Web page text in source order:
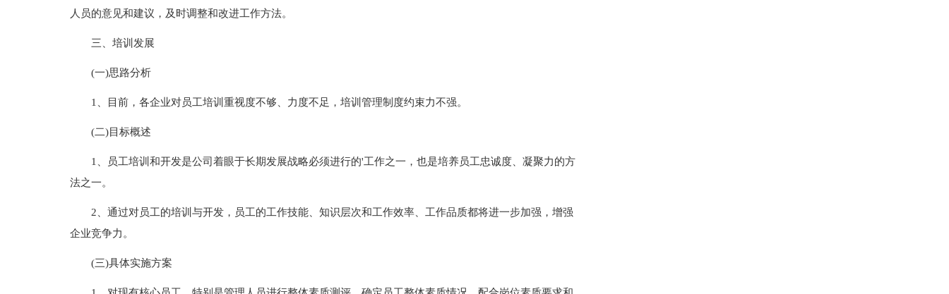
人员的意见和建议，及时调整和改进工作方法。
三、培训发展
(一)思路分析
1、目前，各企业对员工培训重视度不够、力度不足，培训管理制度约束力不强。
(二)目标概述
1、员工培训和开发是公司着眼于长期发展战略必须进行的'工作之一，也是培养员工忠诚度、凝聚力的方
法之一。
2、通过对员工的培训与开发，员工的工作技能、知识层次和工作效率、工作品质都将进一步加强，增强
企业竞争力。
(三)具体实施方案